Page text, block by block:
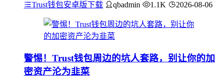
Trust钱包安卓版下载 qbadmin 1.1K 2026-08-06
警惕！Trust钱包周边的坑人套路，别让你的加
密资产沦为韭菜